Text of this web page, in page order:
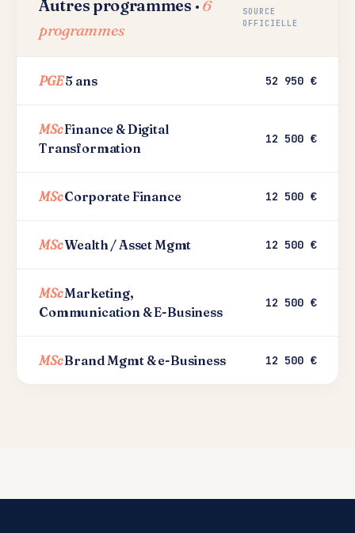
Autres programmes · 6
programmes
SOURCE
OFFICIELLE
PGE5 ans 52 950 €
MScFinance & Digital
Transformation
12 500 €
MScCorporate Finance 12 500 €
MScWealth / Asset Mgmt 12 500 €
MScMarketing,
Communication & E-Business
12 500 €
MScBrand Mgmt & e-Business 12 500 €